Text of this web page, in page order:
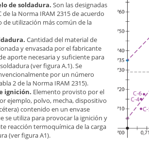
de soldadura. Son las designadas
de la Norma IRAM 2315 de acuerdo
de utilización más común de la
Cantidad del material de
y envasada por el fabricante
aporte necesaria y suficiente para
(ver figura A.1). Se
por un número
2 de la Norma IRAM 2315).
ignición. Elemento provisto por el
ejemplo, polvo, mecha, dispositivo
contenido en un envase
se utiliza para provocar la ignición y
reacción termoquímica de la carga
(ver figura A1).